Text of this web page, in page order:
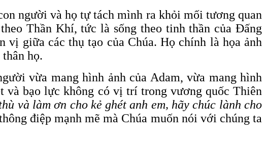
người và họ tự tách mình ra khỏi mối tương quan
Thần Khí, tức là sống theo tinh thần của Đấng
giữa các thụ tạo của Chúa. Họ chính là họa ảnh
họ.
vừa mang hình ảnh của Adam, vừa mang hình
bạo lực không có vị trí trong vương quốc Thiên
và làm ơn cho kẻ ghét anh em, hãy chúc lành cho
điệp mạnh mẽ mà Chúa muốn nói với chúng ta